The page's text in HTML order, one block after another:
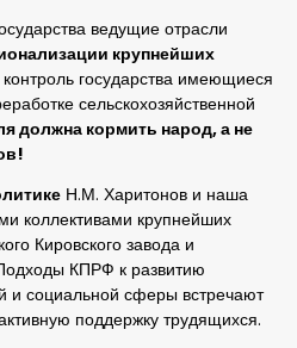
ведущие отрасли
крупнейших
государства имеющиеся
сельскохозяйственной
должна кормить народ, а не
Н.М. Харитонов и наша
коллективами крупнейших
Кировского завода и
КПРФ к развитию
и социальной сферы встречают
поддержку трудящихся.